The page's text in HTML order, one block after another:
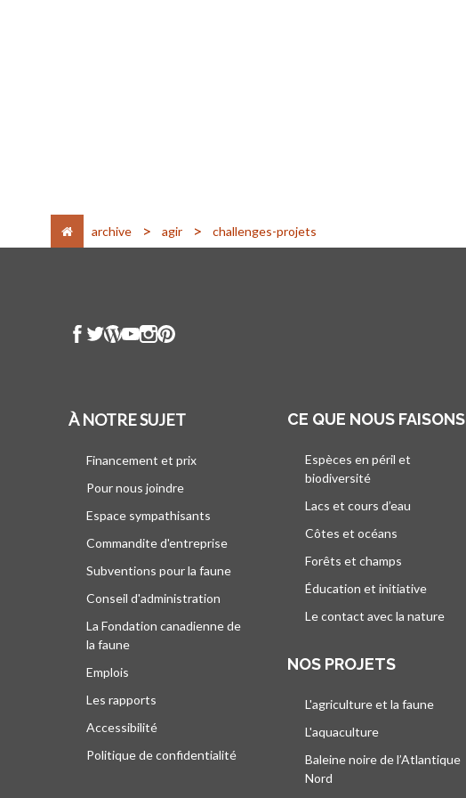
archive > agir > challenges-projets
À NOTRE SUJET
Financement et prix
Pour nous joindre
Espace sympathisants
Commandite d'entreprise
Subventions pour la faune
Conseil d'administration
La Fondation canadienne de
la faune
Emplois
Les rapports
Accessibilité
Politique de confidentialité
CE QUE NOUS FAISONS
Espèces en péril et
biodiversité
Lacs et cours d’eau
Côtes et océans
Forêts et champs
Éducation et initiative
Le contact avec la nature
NOS PROJETS
L'agriculture et la faune
L'aquaculture
Baleine noire de l’Atlantique
Nord